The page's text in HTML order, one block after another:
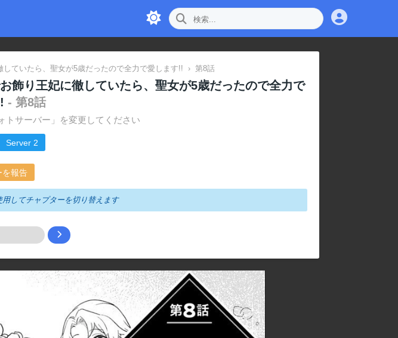
ていたら、聖女が5歳だったので全力で愛します!! › 第8話
飾り王妃に徹していたら、聖女が5歳だったので全力で
- 第8話
トサーバー」を変更してください
Server 2
を報告
してチャプターを切り替えます